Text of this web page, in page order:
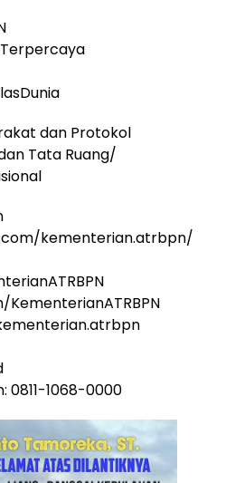
dan Protokol
Tata Ruang/
kementerian.atrbpn/
0811-1068-0000